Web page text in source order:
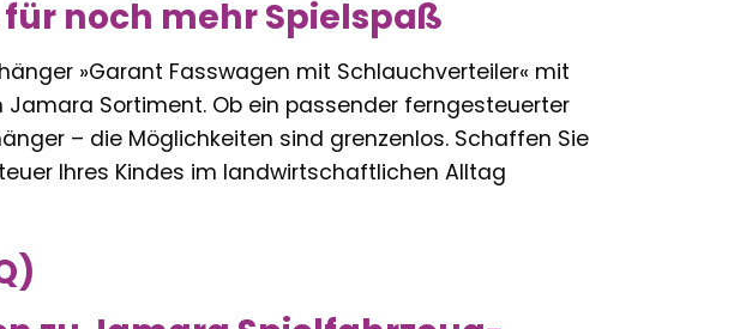
noch mehr Spielspaß
»Garant Fasswagen mit Schlauchverteiler« mit
Sortiment. Ob ein passender ferngesteuerter
– die Möglichkeiten sind grenzenlos. Schaffen Sie
Ihres Kindes im landwirtschaftlichen Alltag